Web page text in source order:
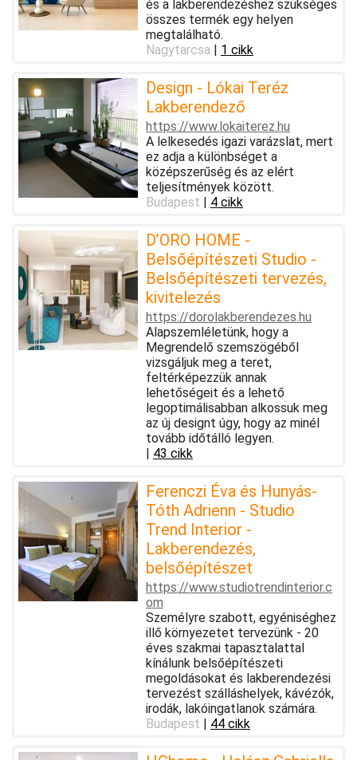
és a lakberendezéshez szükséges
összes termék egy helyen
megtalálható.
Nagytarcsa | 1 cikk
Design - Lókai Teréz
Lakberendező
https://www.lokaiterez.hu
A lelkesedés igazi varázslat, mert
ez adja a különbséget a
középszerűség és az elért
teljesítmények között.
Budapest | 4 cikk
D’ORO HOME -
Belsőépítészeti Studio -
Belsőépítészeti tervezés,
kivitelezés
https://dorolakberendezes.hu
Alapszemléletünk, hogy a
Megrendelő szemszögéből
vizsgáljuk meg a teret,
feltérképezzük annak
lehetőségeit és a lehető
legoptimálisabban alkossuk meg
az új designt úgy, hogy az minél
tovább időtálló legyen.
| 43 cikk
Ferenczi Éva és Hunyás-
Tóth Adrienn - Studio
Trend Interior -
Lakberendezés,
belsőépítészet
https://www.studiotrendinterior.c
om
Személyre szabott, egyéniséghez
illő környezetet tervezünk - 20
éves szakmai tapasztalattal
kínálunk belsőépítészeti
megoldásokat és lakberendezési
tervezést szálláshelyek, kávézók,
irodák, lakóingatlanok számára.
Budapest | 44 cikk